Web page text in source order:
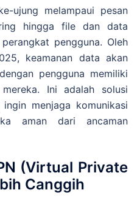
ujung melampaui pesan
hingga file dan data
pengguna. Oleh
keamanan data akan
pengguna memiliki
Ini adalah solusi
menjaga komunikasi
aman dari ancaman
(Virtual Private
Canggih